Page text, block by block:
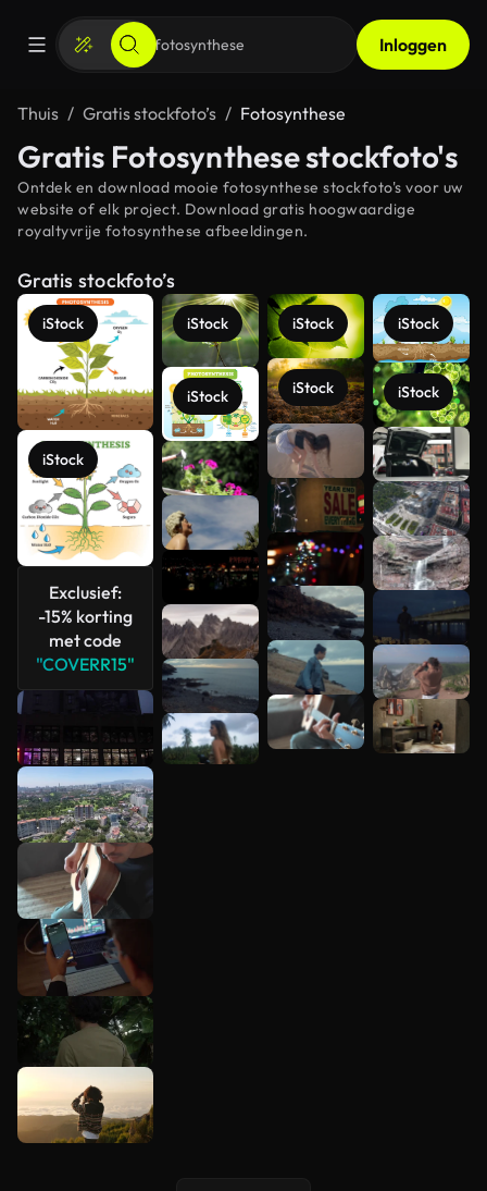
Inloggen
Thuis Gratis stockfoto’s Fotosynthese
Gratis Fotosynthese stockfoto's
Ontdek en download mooie fotosynthese stockfoto's voor uw
website of elk project. Download gratis hoogwaardige
royaltyvrije fotosynthese afbeeldingen.
Gratis stockfoto’s
iStock
iStock
Exclusief:
-15% korting
met code
"COVERR15"
iStock
iStock
iStock
iStock
iStock
iStock
Meer
bekijken